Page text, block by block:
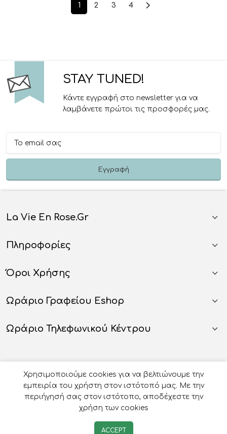
1 2 3 4
STAY TUNED!
Κάντε εγγραφή στο newsletter για να
λαμβάνετε πρώτοι τις προσφορές μας.
La Vie En Rose.gr
Πληροφορίες
Όροι Χρήσης
Ωράριο Γραφείου Eshop
Ωράριο Τηλεφωνικού Κέντρου
Οργάνωση Γάμου Βάπτισης - La Vie en Rose
Χρησιμοποιούμε cookies για να βελτιώνουμε την
εμπειρία του χρήστη στον ιστότοπό μας. Με την
περιήγησή σας στον ιστότοπο, αποδέχεστε την
χρήση των cookies
ACCEPT